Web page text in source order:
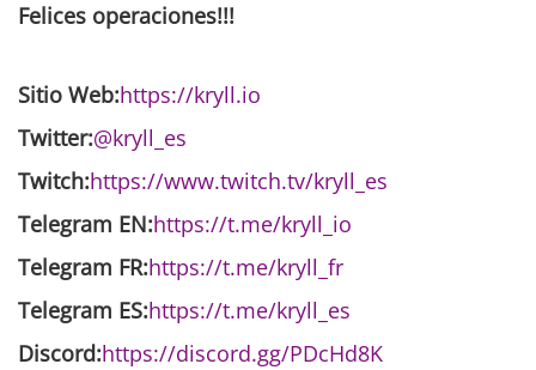
Felices operaciones!!!
Sitio Web:https://kryll.io
Twitter:@kryll_es
Twitch:https://www.twitch.tv/kryll_es
Telegram EN:https://t.me/kryll_io
Telegram FR:https://t.me/kryll_fr
Telegram ES:https://t.me/kryll_es
Discord:https://discord.gg/PDcHd8K